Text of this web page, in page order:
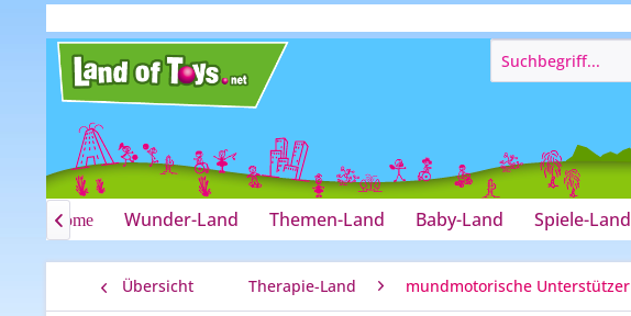
Home Wunder-Land Themen-Land Baby-Land Spiele-Land

Übersicht Therapie-Land mundmotorische Unterstützer